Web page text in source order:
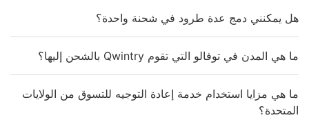
هل يمكنني دمج عدة طرود في شحنة واحدة؟
ما هي المدن في توفالو التي تقوم Qwintry بالشحن إليها؟
ما هي مزايا استخدام خدمة إعادة التوجيه للتسوق من الولايات
المتحدة؟